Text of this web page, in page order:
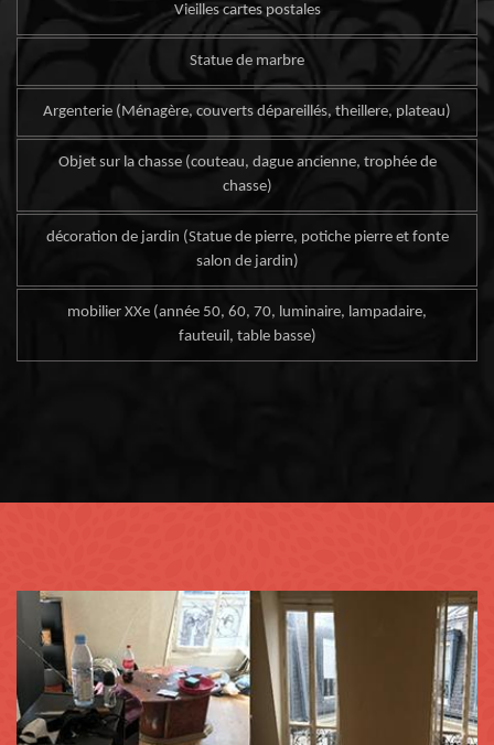
Vieilles cartes postales
Statue de marbre
Argenterie (Ménagère, couverts dépareillés, theillere, plateau)
Objet sur la chasse (couteau, dague ancienne, trophée de
chasse)
décoration de jardin (Statue de pierre, potiche pierre et fonte
salon de jardin)
mobilier XXe (année 50, 60, 70, luminaire, lampadaire,
fauteuil, table basse)